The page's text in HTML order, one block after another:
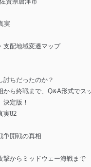
実
支配地域変遷マップ
討ちだったのか？
から終戦まで、Q&A形式でス
決定版！
実82
争開戦の真相
撃からミッドウェー海戦まで